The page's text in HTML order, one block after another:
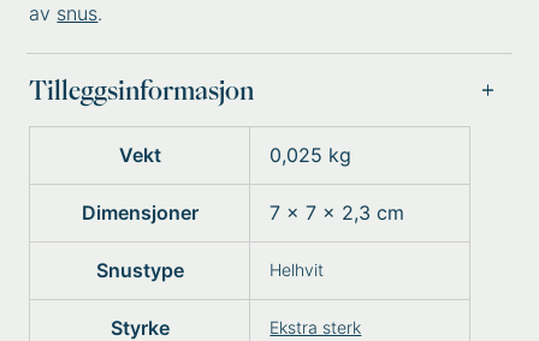
av snus.
Tilleggsinformasjon
Vekt 0,025 kg
Dimensjoner 7 × 7 × 2,3 cm
Snustype Helhvit
Styrke Ekstra sterk